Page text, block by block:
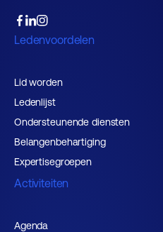
Ledenvoordelen
Lid worden
Ledenlijst
Ondersteunende diensten
Belangenbehartiging
Expertisegroepen
Activiteiten
Agenda